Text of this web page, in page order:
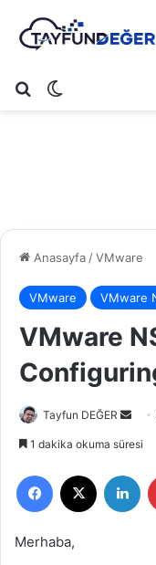
Arama yap ...
Anasayfa/VMware
VMware VMware
VMware
Tayfun DEĞER
e
-
1 dakika okuma süresi
Merhaba,